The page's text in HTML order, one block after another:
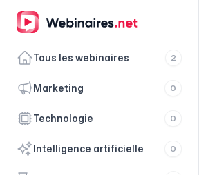
Tous les webinaires 2
marketing 0
technologie 0
intelligence artificielle 0